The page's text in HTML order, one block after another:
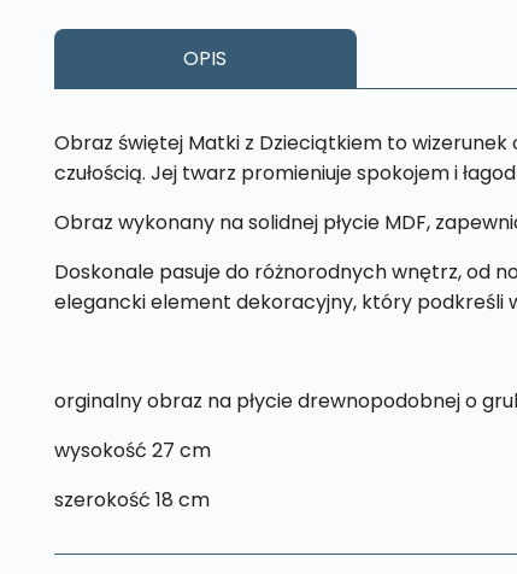
OPIS
Obraz świętej Matki z Dzieciątkiem to wizerunek
czułością. Jej twarz promieniuje spokojem i
Obraz wykonany na solidnej płycie MDF,
Doskonale pasuje do różnorodnych wnętrz, od
elegancki element dekoracyjny, który podkreśli
orginalny obraz na płycie drewnopodobnej o
wysokość 27 cm
szerokość 18 cm